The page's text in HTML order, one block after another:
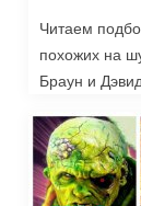
Читаем
похожих на
Браун и